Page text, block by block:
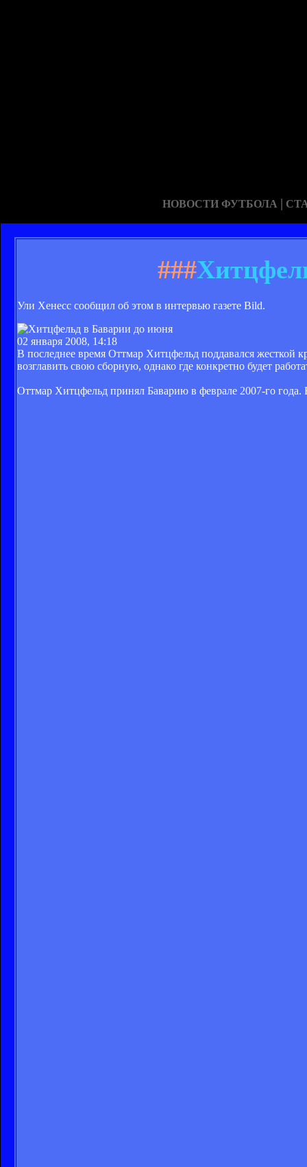
НОВОСТИ ФУТБОЛА |
###
Ули Хенесс сообщил об этом в интервью газете Bild.
02 января 2008, 14:18
В последнее время Оттмар Хитцфельд поддавался
возглавить свою сборную, однако где конкретно будет
Оттмар Хитцфельд принял Баварию в феврале 2007-го года.